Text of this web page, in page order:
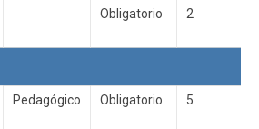
Obligatorio 2
Pedagógico Obligatorio 5